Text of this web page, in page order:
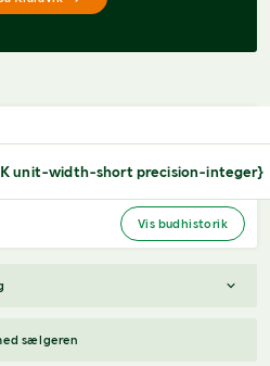
unit-width-short precision-integer}
Vis budhistorik
indtil køberen har betalt for
får køberen adgang til
sælgeren